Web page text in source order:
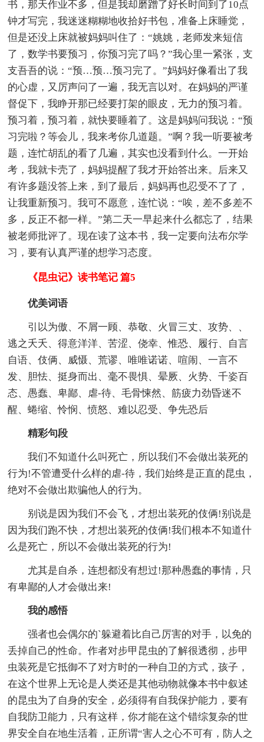
书，那天作业不多，但是我却磨蹭了好长时间到了10点
钟才写完，我迷迷糊糊地收拾好书包，准备上床睡觉，
但是还没上床就被妈妈叫住了：“姚姚，老师发来短信
了，数学书要预习，你预习完了吗？”我心里一紧张，支
支吾吾的说：“预…预…预习完了。”妈妈好像看出了我
的心虚，又厉声问了一遍，我无言以对。在妈妈的严谨
督促下，我睁开那已经要打架的眼皮，无力的预习着。
预习着，预习着，就快要睡着了。这是妈妈问我说：“预
习完啦？等会儿，我来考你几道题。”啊？我一听要被考
题，连忙胡乱的看了几遍，其实也没看到什么。一开始
考，我就卡壳了，妈妈提醒了我才开始答出来。后来又
有许多题没答上来，到了最后，妈妈再也忍受不了了，
让我重新预习。我可不愿意，连忙说：“唉，差不多差不
多，反正不都一样。”第二天一早起来什么都忘了，结果
被老师批评了。现在读了这本书，我一定要向法布尔学
习，要有认真严谨的想学习态度。
《昆虫记》读书笔记 篇5
优美词语
引以为傲、不屑一顾、恭敬、火冒三丈、攻势、、
逃之夭夭、得意洋洋、苦涩、侥幸、惟恐、履行、自言
自语、伎俩、威慑、荒谬、唯唯诺诺、喧闹、一言不
发、胆怯、挺身而出、毫不畏惧、晕厥、火势、千姿百
态、愚蠢、卑鄙、虐-待、毛骨悚然、筋疲力劲昏迷不
醒、蜷缩、怜悯、愤怒、难以忍受、争先恐后
精彩句段
我们不知道什么叫死亡，所以我们不会做出装死的
行为!不管遭受什么样的虐-待，我们始终是正直的昆虫，
绝对不会做出欺骗他人的行为。
别说是因为我们不会飞，才想出装死的伎俩!别说是
因为我们跑不快，才想出装死的伎俩!我们根本不知道什
么是死亡，所以不会做出装死的行为!
尤其是自杀，连想都没有想过!那种愚蠢的事情，只
有卑鄙的人才会做出来!
我的感悟
强者也会偶尔的`躲避着比自己厉害的对手，以免的
丢掉自己的性命。作者对步甲昆虫的了解很透彻，步甲
虫装死是它抵御不了对方时的一种自卫的方式，孩子，
在这个世界上无论是人类还是其他动物就像本书中叙述
的昆虫为了自身的安全，必须得有自我保护能力，要有
自我防卫能力，只有这样，你才能在这个错综复杂的世
界安全自在地生活着，正所谓“害人之心不可有，防人之